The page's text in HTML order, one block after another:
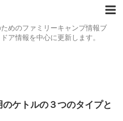
めのファミリーキャンプ情報ブ
ア情報を中心に更新します。
のケトルの３つのタイプと